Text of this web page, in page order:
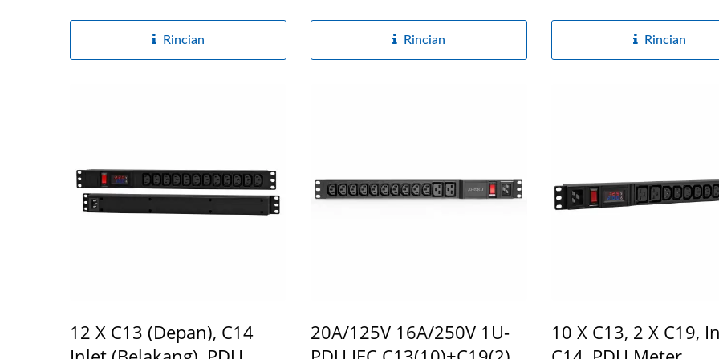
Rincian Rincian Rincian
12 X C13 (Depan), C14
20A/125V 16A/250V 1U-
10 X C13, 2 X C19,